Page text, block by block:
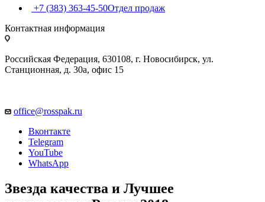
+7 (383) 363-45-50Отдел продаж
Контактная информация
Российская Федерация, 630108, г. Новосибирск, ул.
Станционная, д. 30а, офис 15
office@rosspak.ru
Вконтакте
Telegram
YouTube
WhatsApp
Звезда качества и Лучшее